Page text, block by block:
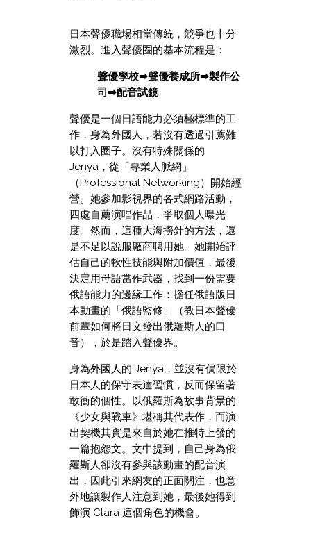
日本聲優職場相當傳統，競爭也十分
激烈。進入聲優圈的基本流程是：
聲優學校➡聲優養成所➡製作公
司➡配音試鏡
聲優是一個日語能力必須極標準的工
作，身為外國人，若沒有透過引薦難
以打入圈子。沒有特殊關係的
Jenya，從「專業人脈網」
（Professional Networking）開始經
營。她參加影視界的各式網路活動，
四處自薦演唱作品，爭取個人曝光
度。然而，這種大海撈針的方法，還
是不足以說服廠商聘用她。她開始評
估自己的軟性技能與附加價值，最後
決定用母語當作武器，找到一份需要
俄語能力的邊緣工作：擔任俄語版日
本動畫的「俄語監修」（教日本聲優
前輩如何將日文發出俄羅斯人的口
音），於是踏入聲優界。
身為外國人的 Jenya，並沒有侷限於
日本人的保守表達習慣，反而保留著
敢衝的個性。以俄羅斯為故事背景的
《少女與戰車》堪稱其代表作，而演
出契機其實是來自於她在推特上發的
一篇抱怨文。文中提到，自己身為俄
羅斯人卻沒有參與該動畫的配音演
出，因此引來網友的正面關注，也意
外地讓製作人注意到她，最後她得到
飾演 Clara 這個角色的機會。